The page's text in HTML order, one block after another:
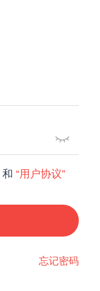
和“用户协议”
忘记密码